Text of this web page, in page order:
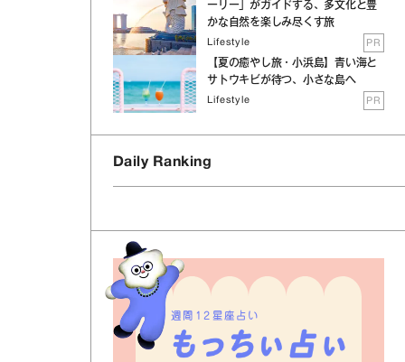
ーリー」がガイドする、多文化と豊
かな自然を楽しみ尽くす旅
Lifestyle PR
【夏の癒やし旅・小浜島】青い海と
サトウキビが待つ、小さな島へ
Lifestyle PR
Daily Ranking
週間12星座占い